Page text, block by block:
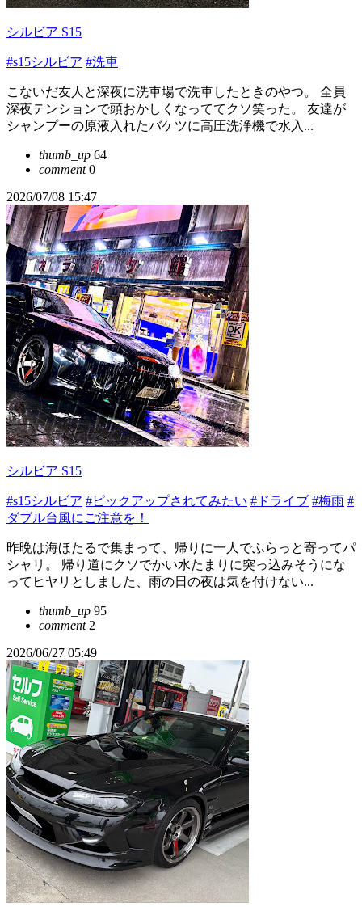
シルビア S15
#s15シルビア #洗車
こないだ友人と深夜に洗車場で洗車したときのやつ。 全員
深夜テンションで頭おかしくなっててクソ笑った。 友達が
シャンプーの原液入れたバケツに高圧洗浄機で水入...
thumb_up 64
comment0
2026/07/08 15:47
シルビア S15
#s15シルビア #ピックアップされてみたい #ドライブ #梅雨 #
ダブル台風にご注意を！
昨晩は海ほたるで集まって、帰りに一人でふらっと寄ってパ
シャリ。 帰り道にクソでかい水たまりに突っ込みそうにな
ってヒヤリとしました、雨の日の夜は気を付けない...
thumb_up 95
comment2
2026/06/27 05:49